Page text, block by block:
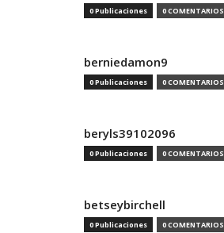
0 Publicaciones 0 COMENTARIOS
berniedamon9
0 Publicaciones 0 COMENTARIOS
beryls39102096
0 Publicaciones 0 COMENTARIOS
betseybirchell
0 Publicaciones 0 COMENTARIOS